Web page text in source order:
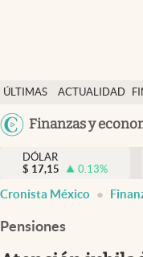
ÚLTIMAS
NOTICIAS
ACTUALIDAD
Finanzas y
Actualidad
Finanzas y economía
Dólar y mercados
DÓLAR
$ 17,15 0.13%
Cronista México
Pensiones